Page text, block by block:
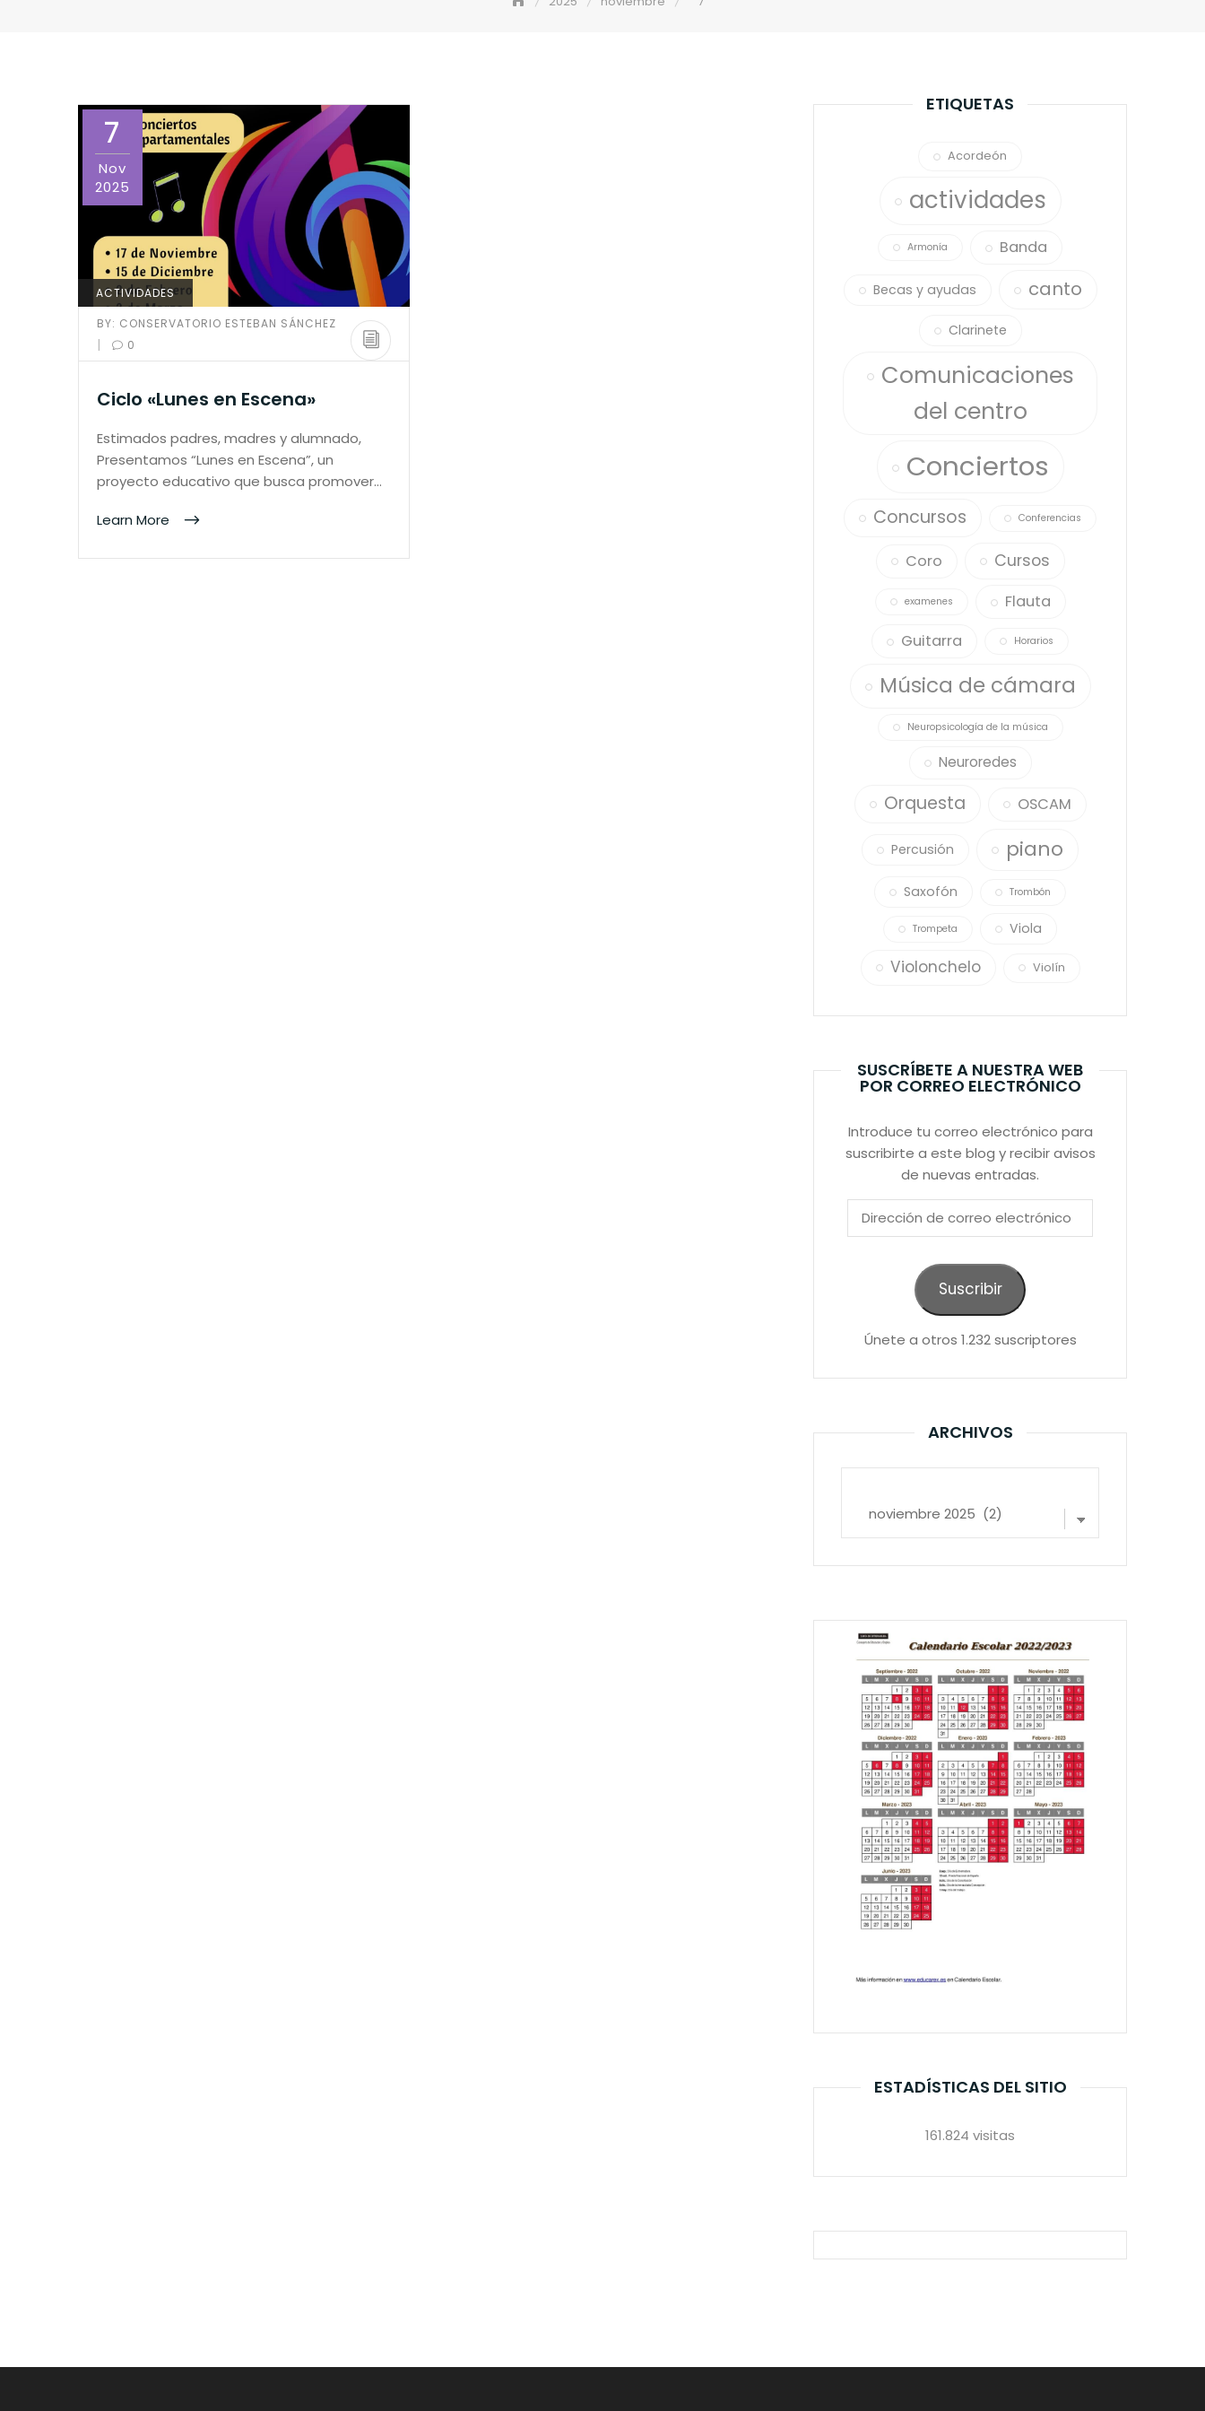
7
Nov
2025
ACTIVIDADES
BY: CONSERVATORIO ESTEBAN SÁNCHEZ
| 0
Ciclo «Lunes en Escena»
Estimados padres, madres y alumnado,
Presentamos “Lunes en Escena”, un
proyecto educativo que busca promover…
Learn More
ETIQUETAS
Acordeón
actividades
Armonía Banda
Becas y ayudas canto
Clarinete
Comunicaciones
del centro
Conciertos
Concursos Conferencias
Coro Cursos
examenes
Flauta
Guitarra
Horarios
Música de cámara
Neuropsicología de la música
Neuroredes
Orquesta OSCAM
Percusión piano
Saxofón Trombón
Trompeta Viola
Violonchelo Violín
SUSCRÍBETE A NUESTRA WEB
POR CORREO ELECTRÓNICO
Introduce tu correo electrónico para
suscribirte a este blog y recibir avisos
de nuevas entradas.
Dirección
electrónico
Suscribir
Únete a otros 1.232 suscriptores
ARCHIVOS
ESTADÍSTICAS DEL SITIO
161.824 visitas